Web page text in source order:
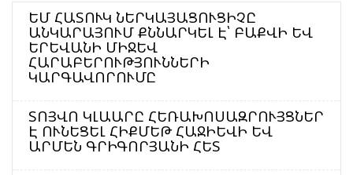
ԵՄ ՀԱՏՈՒԿ ՆԵՐԿԱՅԱՑՈՒՑԻՉԸ
ԱՆԿԱՐԱՅՈՒՄ ՔՆՆԱՐԿԵԼ Է՝ ԲԱՔՎԻ ԵՎ
ԵՐԵՎԱՆԻ ՄԻՋԵՎ
ՀԱՐԱԲԵՐՈՒԹՅՈՒՆՆԵՐԻ
ԿԱՐԳԱՎՈՐՈՒՄԸ
ՏՈՅՎՈ ԿԼԱԱՐԸ ՀԵՌԱԽՈՍԱԶՐՈՒՅՑՆԵՐ
Է ՈՒՆԵՑԵԼ ՀԻՔՄԵԹ ՀԱՋԻԵՎԻ ԵՎ
ԱՐՄԵՆ ԳՐԻԳՈՐՅԱՆԻ ՀԵՏ